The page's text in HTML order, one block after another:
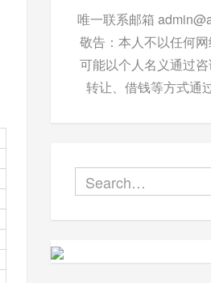
唯一联系邮箱
敬告：本人不以任何
可能以个人名义通过咨
转让、借钱等方式通